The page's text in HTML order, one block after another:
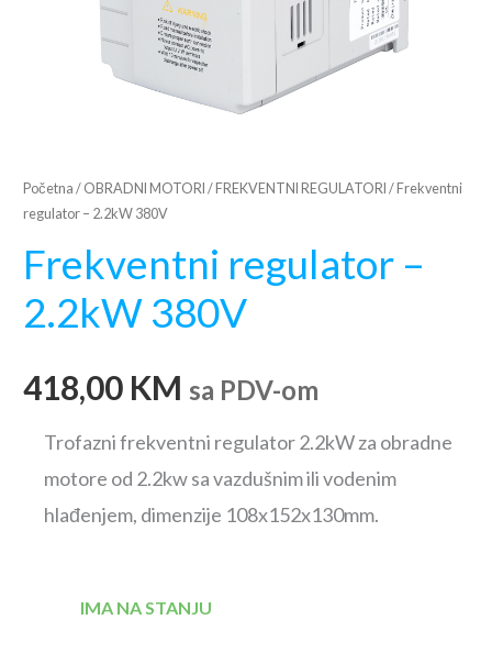
Početna / OBRADNI MOTORI /FREKVENTNI REGULATORI / Frekventni
regulator – 2.2kW 380V
Frekventni regulator –
2.2kW 380V
418,00 KM sa PDV-om
Trofazni frekventni regulator 2.2kW za obradne
motore od 2.2kw sa vazdušnim ili vodenim
hlađenjem, dimenzije 108x152x130mm.
IMA NA STANJU